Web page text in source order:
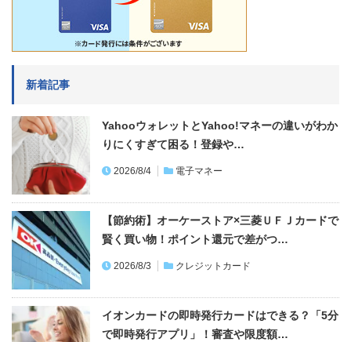
新着記事
YahooウォレットとYahoo!マネーの違いがわか
りにくすぎて困る！登録や…
2026/8/4 電子マネー
【節約術】オーケーストア×三菱ＵＦＪカードで
賢く買い物！ポイント還元で差がつ…
2026/8/3 クレジットカード
イオンカードの即時発行カードはできる？「5分
で即時発行アプリ」！審査や限度額…